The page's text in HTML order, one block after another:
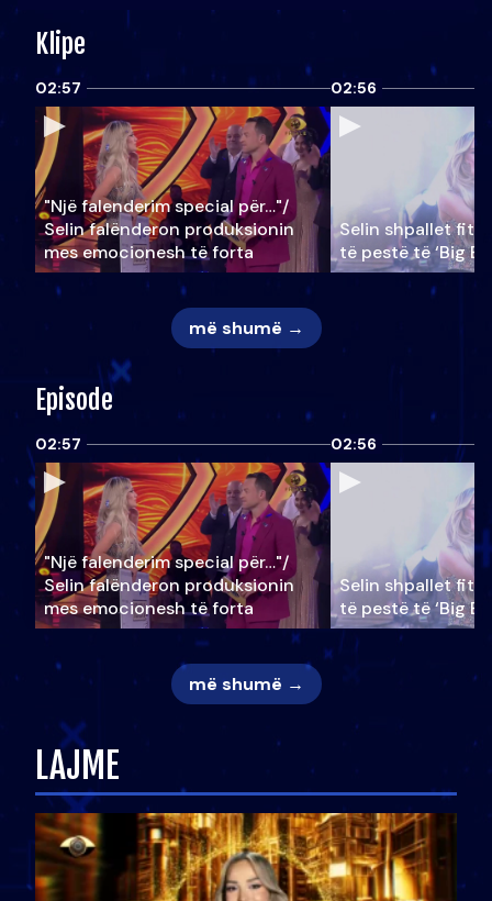
Klipe
02:57
"Një falenderim special për…"/
Selin falënderon produksionin
mes emocionesh të forta
02:56
Selin shpallet
të pestë të ‘Big
më shumë →
Episode
02:57
"Një falenderim special për…"/
Selin falënderon produksionin
mes emocionesh të forta
02:56
Selin shpallet
të pestë të ‘Big
më shumë →
LAJME